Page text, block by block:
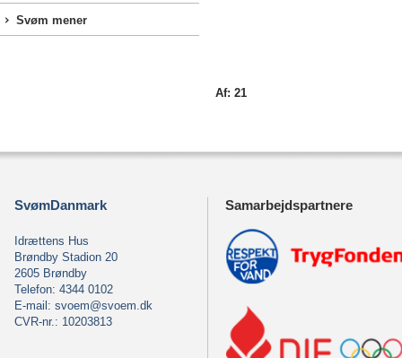
Svøm mener
Af: 21
SvømDanmark
Idrættens Hus
Brøndby Stadion 20
2605 Brøndby
Telefon: 4344 0102
E-mail: svoem@svoem.dk
CVR-nr.: 10203813
Samarbejdspartnere